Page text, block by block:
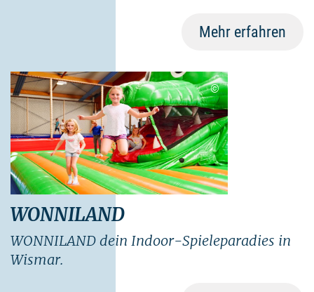
Mehr erfahren
©
WONNILAND
WONNILAND dein Indoor-Spieleparadies in
Wismar.